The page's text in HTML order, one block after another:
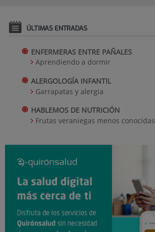
ÚLTIMAS ENTRADAS
ENFERMERAS ENTRE PAÑALES
Aprendiendo a dormir
ALERGOLOGÍA INFANTIL
Garrapatas y alergia
HABLEMOS DE NUTRICIÓN
Frutas veraniegas menos conocidas